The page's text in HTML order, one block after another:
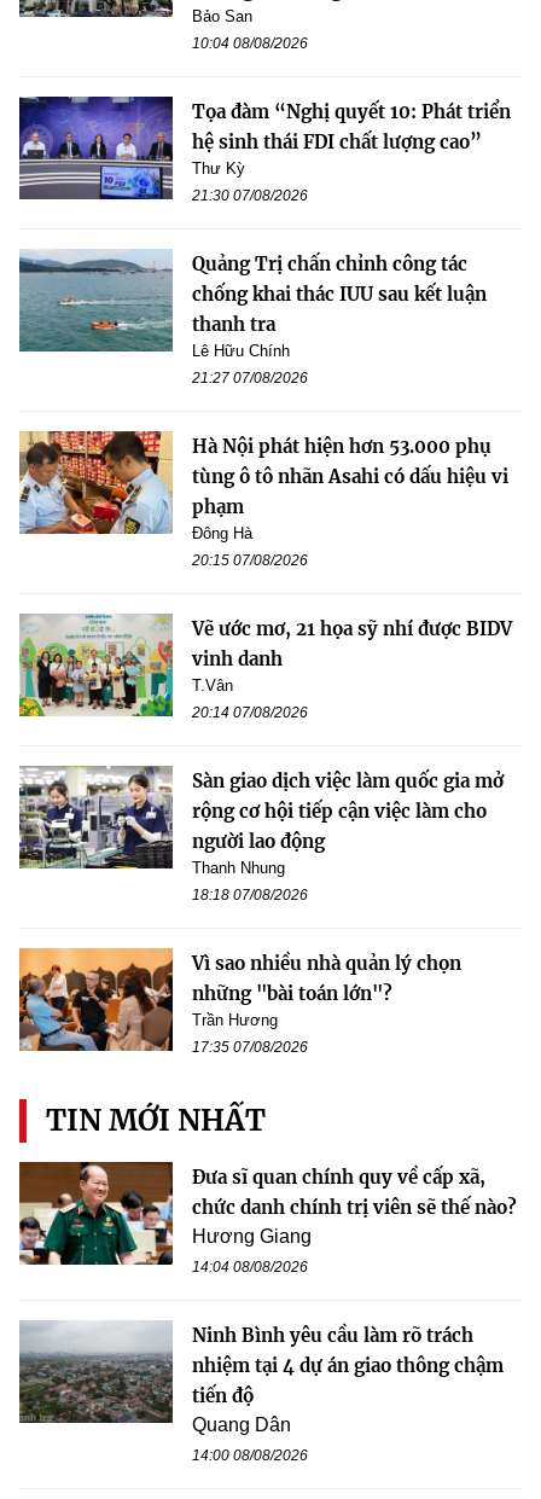
Bảo San
10:04 08/08/2026
Tọa đàm “Nghị quyết 10: Phát triển
hệ sinh thái FDI chất lượng cao”
Thư Kỳ
21:30 07/08/2026
Quảng Trị chấn chỉnh công tác
chống khai thác IUU sau kết luận
thanh tra
Lê Hữu Chính
21:27 07/08/2026
Hà Nội phát hiện hơn 53.000 phụ
tùng ô tô nhãn Asahi có dấu hiệu vi
phạm
Đông Hà
20:15 07/08/2026
Vẽ ước mơ, 21 họa sỹ nhí được BIDV
vinh danh
T.Vân
20:14 07/08/2026
Sàn giao dịch việc làm quốc gia mở
rộng cơ hội tiếp cận việc làm cho
người lao động
Thanh Nhung
18:18 07/08/2026
Vì sao nhiều nhà quản lý chọn
những "bài toán lớn"?
Trần Hương
17:35 07/08/2026
TIN MỚI NHẤT
Đưa sĩ quan chính quy về cấp xã,
chức danh chính trị viên sẽ thế nào?
Hương Giang
14:04 08/08/2026
Ninh Bình yêu cầu làm rõ trách
nhiệm tại 4 dự án giao thông chậm
tiến độ
Quang Dân
14:00 08/08/2026